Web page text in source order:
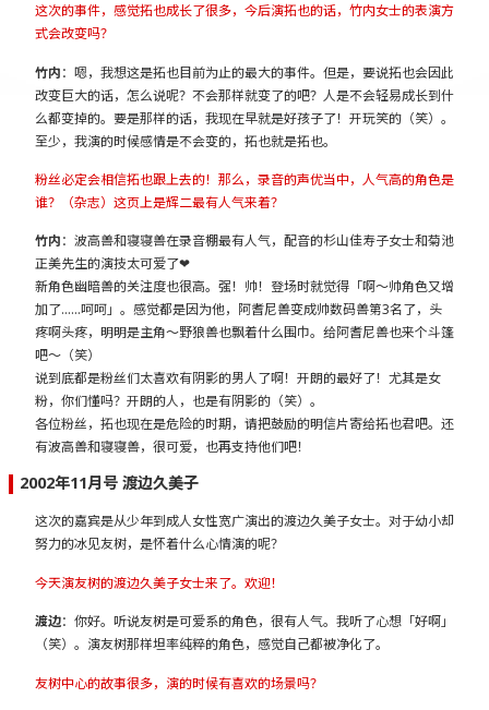
这次的事件，感觉拓也成长了很多，今后演拓也的话，竹内女士的表演方
式会改变吗？
竹内：嗯，我想这是拓也目前为止的最大的事件。但是，要说拓也会因此
改变巨大的话，怎么说呢？不会那样就变了的吧？人是不会轻易成长到什
么都变掉的。要是那样的话，我现在早就是好孩子了！开玩笑的（笑）。
至少，我演的时候感情是不会变的，拓也就是拓也。
粉丝必定会相信拓也跟上去的！那么，录音的声优当中，人气高的角色是
谁？（杂志）这页上是辉二最有人气来着？
竹内：波高兽和寝寝兽在录音棚最有人气，配音的杉山佳寿子女士和菊池
正美先生的演技太可爱了❤
新角色幽暗兽的关注度也很高。强！帅！登场时就觉得「啊～帅角色又增
加了……呵呵」。感觉都是因为他，阿耆尼兽变成帅数码兽第3名了，头
疼啊头疼，明明是主角～野狼兽也飘着什么围巾。给阿耆尼兽也来个斗篷
吧～（笑）
说到底都是粉丝们太喜欢有阴影的男人了啊！开朗的最好了！尤其是女
粉，你们懂吗？开朗的人，也是有阴影的（笑）。
各位粉丝，拓也现在是危险的时期，请把鼓励的明信片寄给拓也君吧。还
有波高兽和寝寝兽，很可爱，也再支持他们吧！
2002年11月号 渡边久美子
这次的嘉宾是从少年到成人女性宽广演出的渡边久美子女士。对于幼小却
努力的冰见友树，是怀着什么心情演的呢？
今天演友树的渡边久美子女士来了。欢迎！
渡边：你好。听说友树是可爱系的角色，很有人气。我听了心想「好啊」
（笑）。演友树那样坦率纯粹的角色，感觉自己都被净化了。
友树中心的故事很多，演的时候有喜欢的场景吗？